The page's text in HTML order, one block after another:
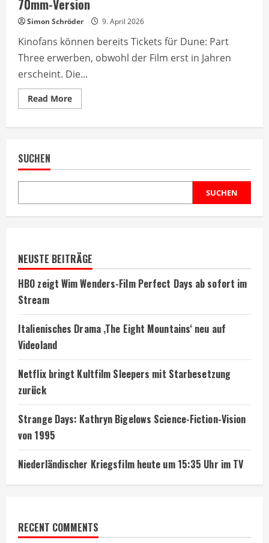
70mm-Version
Simon Schröder 9. April 2026
Kinofans können bereits Tickets für Dune: Part
Three erwerben, obwohl der Film erst in Jahren
erscheint. Die...
Read MoreRead
more
für
70mm-
SUCHEN
SUCHEN
NEUSTE BEITRÄGE
HBO zeigt Wim Wenders-Film Perfect Days ab sofort im
Stream
Italienisches Drama ‚The Eight Mountains‘ neu auf
Videoland
Netflix bringt Kultfilm Sleepers mit Starbesetzung
zurück
Strange Days: Kathryn Bigelows Science-Fiction-Vision
von 1995
Niederländischer Kriegsfilm heute um 15:35 Uhr im TV
RECENT COMMENTS